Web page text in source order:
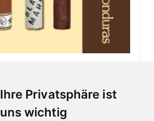
Ihre Privatsphäre ist
uns wichtig
40,70€
In den Warenkorb